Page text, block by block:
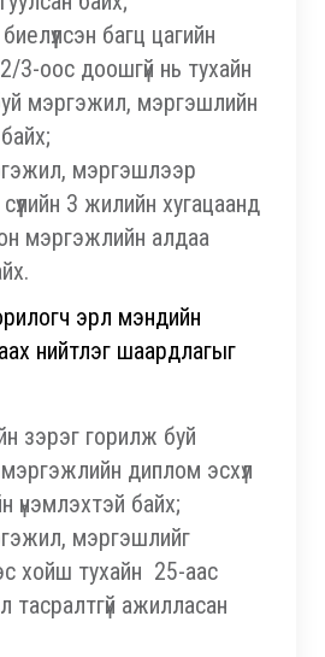
багц цагийн
3-оос доошгүй нь тухайн
мэргэжил, мэргэшлийн
мэргэшлээр
3 жилийн хугацаанд
мэргэжлийн алдаа
эрүүл мэндийн
нийтлэг шаардлагыг
зэрэг горилж буй
диплом эсхүл
үнэмлэхтэй байх;
мэргэшлийг
хойш тухайн 25-аас
тасралтгүй ажилласан